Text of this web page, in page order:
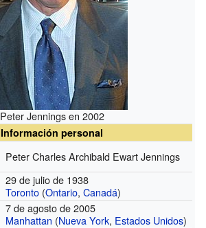
Peter Jennings en 2002
Información personal
Peter Charles Archibald Ewart Jennings
29 de julio de 1938
Toronto (Ontario,Canadá)
7 de agosto de 2005
Manhattan (Nueva York, Estados Unidos)